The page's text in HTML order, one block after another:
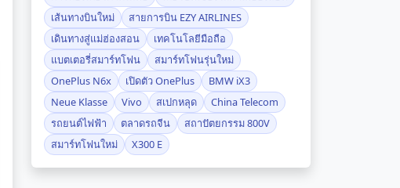
เส้นทางบินใหม่
สายการบิน EZY AIRLINES
เดินทางสู่แม่ฮ่องสอน
เทคโนโลยีมือถือ
แบตเตอรี่สมาร์ทโฟน
สมาร์ทโฟนรุ่นใหม่
OnePlus N6x
เปิดตัว OnePlus
BMW iX3
Neue Klasse
Vivo สเปกหลุด
China Telecom
รถยนต์ไฟฟ้า
ตลาดรถจีน
สถาปัตยกรรม 800V
สมาร์ทโฟนใหม่
X300 E